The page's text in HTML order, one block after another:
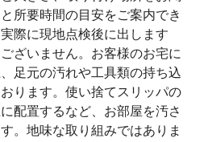
所要時間の目安をご案内でき
際に現地点検後に出します
ざいません。お客様のお宅に
足元の汚れや工具類の持ち込
ります。使い捨てスリッパの
配置するなど、お部屋を汚さ
。地味な取り組みではありま